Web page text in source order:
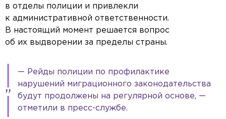
в отделы полиции и привлекли
к административной ответственности.
В настоящий момент решается вопрос
об их выдворении за пределы страны.
— Рейды полиции по профилактике
нарушений миграционного законодательства
будут продолжены на регулярной основе, —
отметили в пресс-службе.